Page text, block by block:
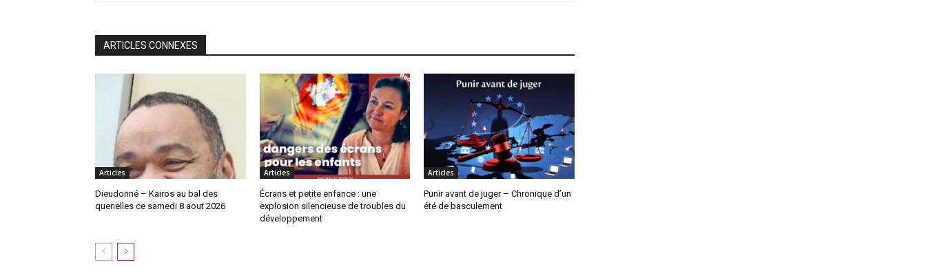
ARTICLES CONNEXES
Articles
Dieudonné – Kairos au bal des
quenelles ce samedi 8 aout 2026
Articles
Écrans et petite enfance : une
explosion silencieuse de troubles du
développement
Articles
Punir avant de juger – Chronique d’un
été de basculement